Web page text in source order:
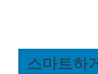
스마트하